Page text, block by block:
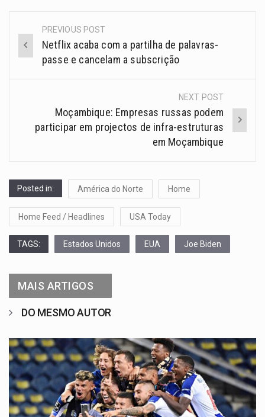
PREVIOUS POST
Netflix acaba com a partilha de palavras-
passe e cancelam a subscrição
NEXT POST
Moçambique: Empresas russas podem
participar em projectos de infra-estruturas
em Moçambique
Posted in: América do Norte Home
Home Feed / Headlines USA Today
TAGS: Estados Unidos EUA Joe Biden
MAIS ARTIGOS
DO MESMO AUTOR